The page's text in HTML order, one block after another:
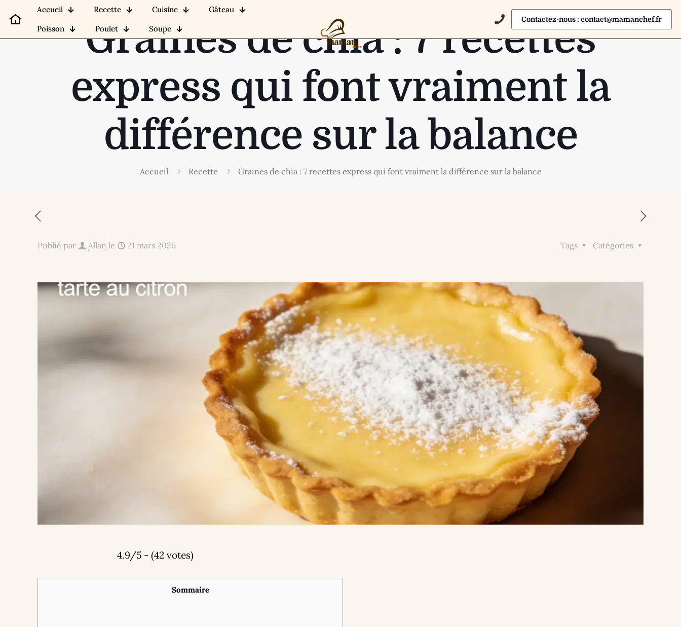
Accueil Recette Cuisine
Gâteau
Poisson
Poulet Soupe
Contactez-nous : contact@mamanchef.fr
Graines de chia : 7 recettes
express qui font vraiment la
différence sur la balance
Accueil Recette Graines de chia : 7 recettes express qui font vraiment la différence sur la balance
Publié par Allan le 21 mars 2026 Catégories
Tags
4.9/5 - (42 votes)
Sommaire